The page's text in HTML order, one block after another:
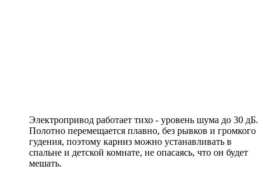
Электропривод работает тихо - уровень шума до 30 дБ.
Полотно перемещается плавно, без рывков и громкого
гудения, поэтому карниз можно устанавливать в
спальне и детской комнате, не опасаясь, что он будет
мешать.